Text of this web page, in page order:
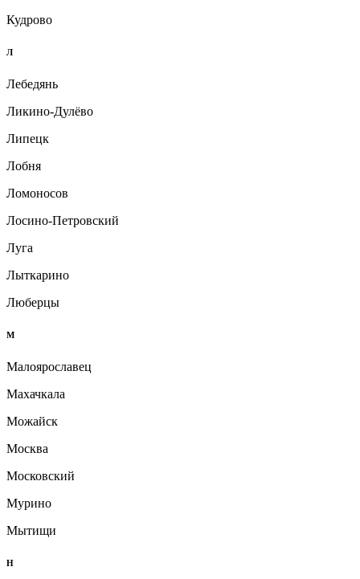
Кудрово
Л
Лебедянь
Ликино-Дулёво
Липецк
Лобня
Ломоносов
Лосино-Петровский
Луга
Лыткарино
Люберцы
М
Малоярославец
Махачкала
Можайск
Москва
Московский
Мурино
Мытищи
Н